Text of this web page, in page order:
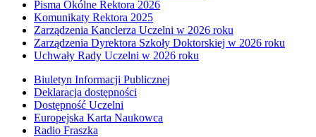
Pisma Okólne Rektora 2026
Komunikaty Rektora 2025
Zarządzenia Kanclerza Uczelni w 2026 roku
Zarządzenia Dyrektora Szkoły Doktorskiej w 2026 roku
Uchwały Rady Uczelni w 2026 roku
Biuletyn Informacji Publicznej
Deklaracja dostępności
Dostępność Uczelni
Europejska Karta Naukowca
Radio Fraszka